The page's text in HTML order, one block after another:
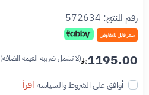
رقم المنتج: 572634
سعر قابل للتفاوض
1195.00 (لا تشمل ضريبة القيمة المضافة)
أوافق على الشروط والسياسة اقرأ